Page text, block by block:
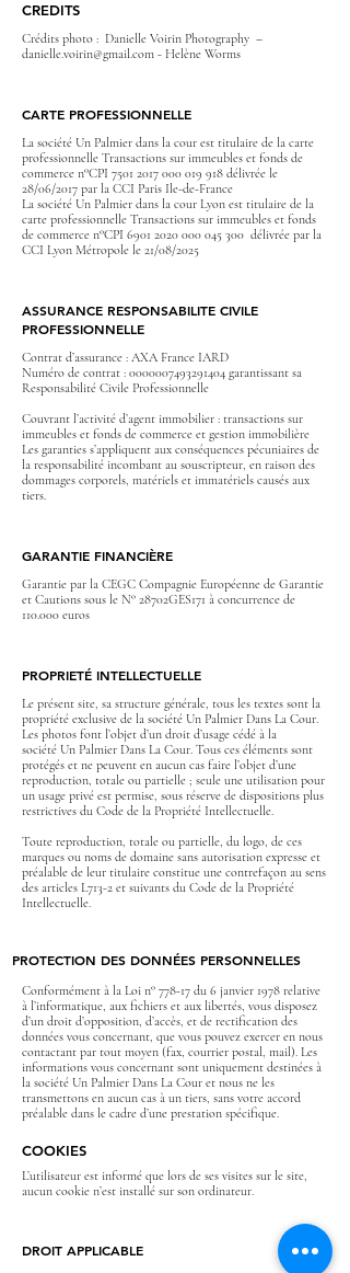
CREDITS
Crédits photo : Danielle Voirin Photography –
danielle.voirin@gmail.com - Helène Worms
CARTE PROFESSIONNELLE
La société Un Palmier dans la cour est titulaire de la carte
professionnelle Transactions sur immeubles et fonds de
commerce n°CPI 7501 2017 000 019 918 délivrée le
28/06/2017 par la CCI Paris Ile-de-France
La société Un Palmier dans la cour Lyon est titulaire de la
carte professionnelle Transactions sur immeubles et fonds
de commerce n°CPI 6901 2020 000 045 300 délivrée par la
CCI Lyon Métropole le 21/08/2025
ASSURANCE RESPONSABILITE CIVILE
PROFESSIONNELLE
Contrat d’assurance : AXA France IARD
Numéro de contrat : 0000007493291404 garantissant sa
Responsabilité Civile Professionnelle
Couvrant l’activité d’agent immobilier : transactions sur
immeubles et fonds de commerce et gestion immobilière
Les garanties s’appliquent aux conséquences pécuniaires de
la responsabilité incombant au souscripteur, en raison des
dommages corporels, matériels et immatériels causés aux
tiers.
GARANTIE FINANCIÈRE
Garantie par la CEGC Compagnie Européenne de Garantie
et Cautions sous le N° 28702GES171 à concurrence de
110.000 euros
PROPRIETÉ INTELLECTUELLE
Le présent site, sa structure générale, tous les textes sont la
propriété exclusive de la société Un Palmier Dans La Cour.
Les photos font l’objet d’un droit d’usage cédé à la
société Un Palmier Dans La Cour. Tous ces éléments sont
protégés et ne peuvent en aucun cas faire l’objet d’une
reproduction, totale ou partielle ; seule une utilisation pour
un usage privé est permise, sous réserve de dispositions plus
restrictives du Code de la Propriété Intellectuelle.
Toute reproduction, totale ou partielle, du logo, de ces
marques ou noms de domaine sans autorisation expresse et
préalable de leur titulaire constitue une contrefaçon au sens
des articles L713-2 et suivants du Code de la Propriété
Intellectuelle.
PROTECTION DES DONNÉES PERSONNELLES
Conformément à la Loi n° 778-17 du 6 janvier 1978 relative
à l’informatique, aux fichiers et aux libertés, vous disposez
d’un droit d’opposition, d’accès, et de rectification des
données vous concernant, que vous pouvez exercer en nous
contactant par tout moyen (fax, courrier postal, mail). Les
informations vous concernant sont uniquement destinées à
la société Un Palmier Dans La Cour et nous ne les
transmettons en aucun cas à un tiers, sans votre accord
préalable dans le cadre d’une prestation spécifique.
COOKIES
L’utilisateur est informé que lors de ses visites sur le site,
aucun cookie n’est installé sur son ordinateur.
DROIT APPLICABLE